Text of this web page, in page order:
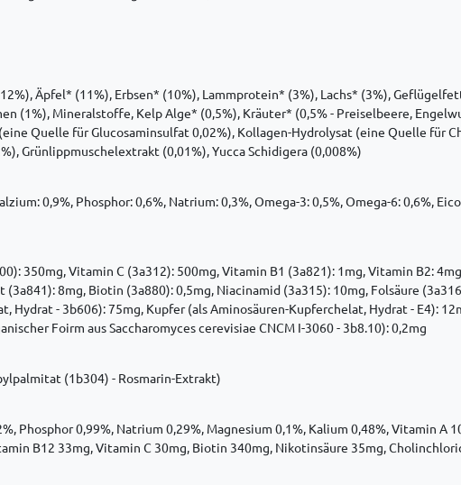
Äpfel* (11%), Erbsen* (10%), Lammprotein* (3%), Lachs* (3%),
(1%), Mineralstoffe, Kelp Alge* (0,5%), Kräuter* (0,5% - Preiselbeere,
Quelle für Glucosaminsulfat 0,02%), Kollagen-Hydrolysat (eine Quelle für
Grünlippmuschelextrakt (0,01%), Yucca Schidigera (0,008%)
0,9%, Phosphor: 0,6%, Natrium: 0,3%, Omega-3: 0,5%, Omega-6: 0,6%,
350mg, Vitamin C (3a312): 500mg, Vitamin B1 (3a821): 1mg, Vitamin B2:
8mg, Biotin (3a880): 0,5mg, Niacinamid (3a315): 10mg, Folsäure
Hydrat - 3b606): 75mg, Kupfer (als Aminosäuren-Kupferchelat, Hydrat - E4):
Foirm aus Saccharomyces cerevisiae CNCM I-3060 - 3b8.10): 0,2mg
(1b304) - Rosmarin-Extrakt)
Phosphor 0,99%, Natrium 0,29%, Magnesium 0,1%, Kalium 0,48%, Vitamin A
B12 33mg, Vitamin C 30mg, Biotin 340mg, Nikotinsäure 35mg,